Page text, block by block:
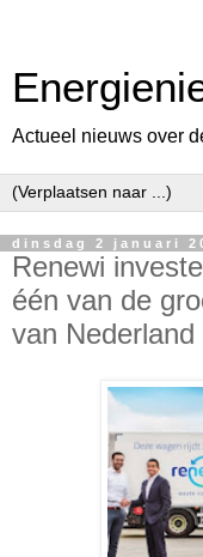
Actueel nieuws over
dinsdag 2 januari
Renewi
één van de
van Nederland